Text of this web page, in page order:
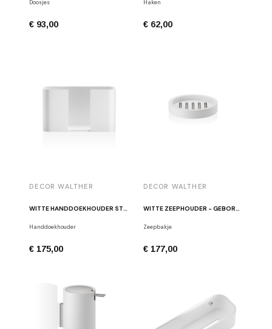
Doosjes
€ 93,00
Haken
€ 62,00
DECOR WALTHER
Handdoekhouder
€ 175,00
DECOR WALTHER
Zeepbakje
€ 177,00